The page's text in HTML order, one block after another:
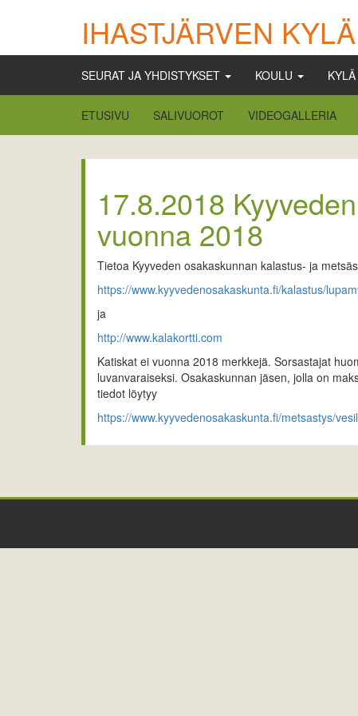
IHASTJÄRVEN KYLÄ
SEURAT JA YHDISTYKSET KOULU KYLÄ
ETUSIVU SALIVUOROT VIDEOGALLERIA
17.8.2018
vuonna 2018
Tietoa Kyyveden osakaskunnan kalastus- ja
https://www.kyyvedenosakaskunta.fi/kalastus/
ja
http://www.kalakortti.com
Katiskat ei vuonna 2018 merkkejä. Sorsastajat
luvanvaraiseksi. Osakaskunnan jäsen, jolla on
tiedot löytyy
https://www.kyyvedenosakaskunta.fi/metsastys/